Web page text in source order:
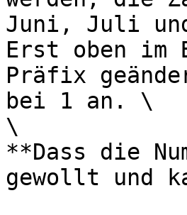
Juni, Juli
Erst oben im
Präfix
bei 1 an. \
\
**Dass die
gewollt und